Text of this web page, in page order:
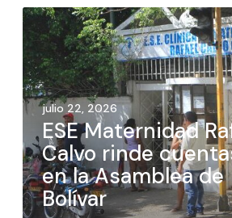
julio 22, 2026
ESE Maternidad
Calvo rinde
en la Asamblea de
Bolívar